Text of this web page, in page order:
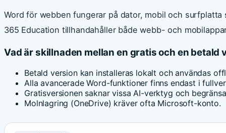
Word för webben fungerar på dator, mobil och
365 Education tillhandahåller både webb- och
Vad är skillnaden mellan en gratis och en betald
Betald version kan installeras lokalt och användas
Alla avancerade Word-funktioner finns endast i
Gratisversionen saknar vissa AI-verktyg och
Molnlagring (OneDrive) kräver ofta Microsoft-konto.